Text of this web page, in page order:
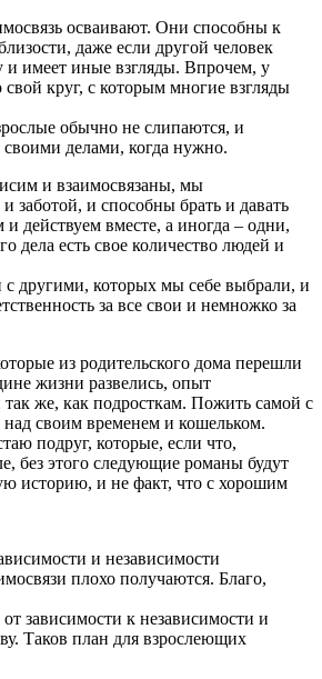
осваивают. Они способны к
даже если другой человек
имеет иные взгляды. Впрочем, у
круг, с которым многие взгляды
обычно не слипаются, и
делами, когда нужно.
и взаимосвязаны, мы
заботой, и способны брать и давать
действуем вместе, а иногда – одни,
дела есть свое количество людей и
другими, которых мы себе выбрали, и
за все свои и немножко за
из родительского дома перешли
жизни развелись, опыт
же, как подросткам. Пожить самой с
над своим временем и кошельком.
подруг, которые, если что,
без этого следующие романы будут
историю, и не факт, что с хорошим
и независимости
плохо получаются. Благо,
зависимости к независимости и
Таков план для взрослеющих